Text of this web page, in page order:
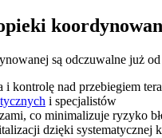
są odczuwalne już
i kontrolę nad przebiegiem
i specjalistów
co minimalizuje ryzyko
dzięki systematycznej